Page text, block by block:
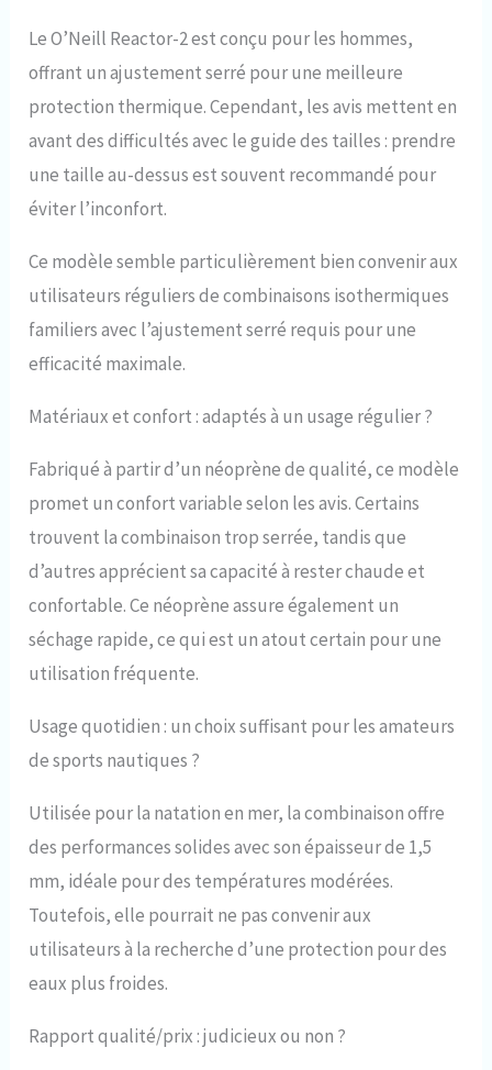
Le O’Neill Reactor-2 est conçu pour les hommes,
offrant un ajustement serré pour une meilleure
protection thermique. Cependant, les avis mettent en
avant des difficultés avec le guide des tailles : prendre
une taille au-dessus est souvent recommandé pour
éviter l’inconfort.
Ce modèle semble particulièrement bien convenir aux
utilisateurs réguliers de combinaisons isothermiques
familiers avec l’ajustement serré requis pour une
efficacité maximale.
Matériaux et confort : adaptés à un usage régulier ?
Fabriqué à partir d’un néoprène de qualité, ce modèle
promet un confort variable selon les avis. Certains
trouvent la combinaison trop serrée, tandis que
d’autres apprécient sa capacité à rester chaude et
confortable. Ce néoprène assure également un
séchage rapide, ce qui est un atout certain pour une
utilisation fréquente.
Usage quotidien : un choix suffisant pour les amateurs
de sports nautiques ?
Utilisée pour la natation en mer, la combinaison offre
des performances solides avec son épaisseur de 1,5
mm, idéale pour des températures modérées.
Toutefois, elle pourrait ne pas convenir aux
utilisateurs à la recherche d’une protection pour des
eaux plus froides.
Rapport qualité/prix : judicieux ou non ?